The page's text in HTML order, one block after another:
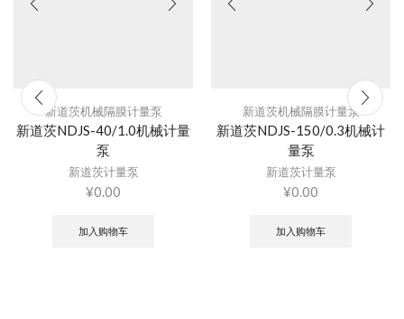
新道茨机械隔膜计量泵
新道茨NDJS-40/1.0机械计量
泵
新道茨计量泵
¥0.00
加入购物车
新道茨机械隔膜计量泵
新道茨NDJS-150/0.3机械计
量泵
新道茨计量泵
¥0.00
加入购物车